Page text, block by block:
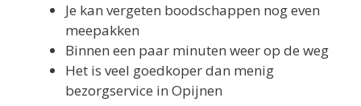
Je kan vergeten boodschappen nog even
meepakken
Binnen een paar minuten weer op de weg
Het is veel goedkoper dan menig
bezorgservice in Opijnen